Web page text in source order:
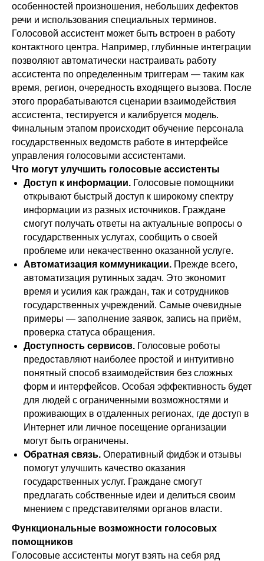
особенностей произношения, небольших дефектов
речи и использования специальных терминов.
Голосовой ассистент может быть встроен в работу
контактного центра. Например, глубинные интеграции
позволяют автоматически настраивать работу
ассистента по определенным триггерам — таким как
время, регион, очередность входящего вызова. После
этого прорабатываются сценарии взаимодействия
ассистента, тестируется и калибруется модель.
Финальным этапом происходит обучение персонала
государственных ведомств работе в интерфейсе
управления голосовыми ассистентами.
Что могут улучшить голосовые ассистенты
Доступ к информации. Голосовые помощники
открывают быстрый доступ к широкому спектру
информации из разных источников. Граждане
смогут получать ответы на актуальные вопросы о
государственных услугах, сообщить о своей
проблеме или некачественно оказанной услуге.
Автоматизация коммуникации. Прежде всего,
автоматизация рутинных задач. Это экономит
время и усилия как граждан, так и сотрудников
государственных учреждений. Самые очевидные
примеры — заполнение заявок, запись на приём,
проверка статуса обращения.
Доступность сервисов. Голосовые роботы
предоставляют наиболее простой и интуитивно
понятный способ взаимодействия без сложных
форм и интерфейсов. Особая эффективность будет
для людей с ограниченными возможностями и
проживающих в отдаленных регионах, где доступ в
Интернет или личное посещение организации
могут быть ограничены.
Обратная связь. Оперативный фидбэк и отзывы
помогут улучшить качество оказания
государственных услуг. Граждане смогут
предлагать собственные идеи и делиться своим
мнением с представителями органов власти.
Функциональные возможности голосовых
помощников
Голосовые ассистенты могут взять на себя ряд